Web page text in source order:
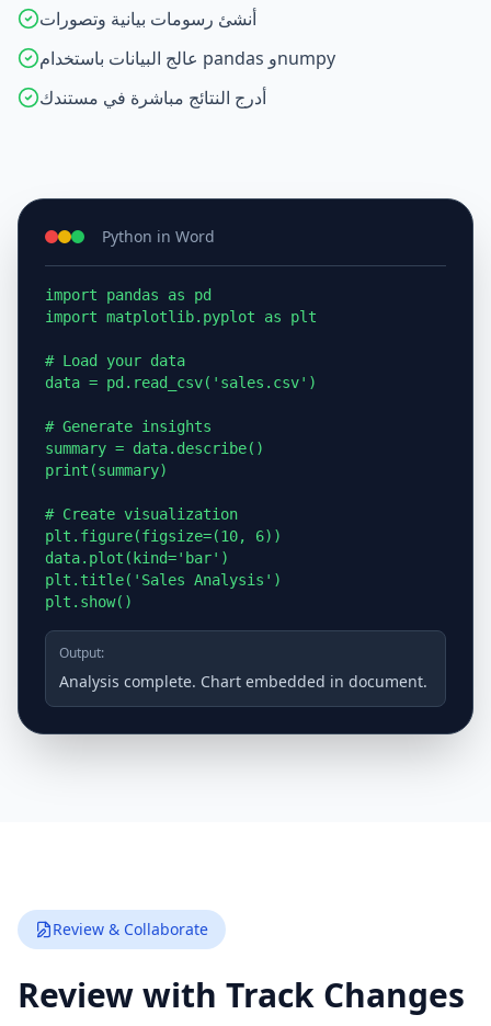
Python in Word
import pandas as pd
import matplotlib.pyplot as plt
# Load your data
data = pd.read_csv('sales.csv')
# Generate insights
summary = data.describe()
print(summary)
# Create visualization
plt.figure(figsize=(10, 6))
data.plot(kind='bar')
plt.title('Sales Analysis')
plt.show()
Output:
Analysis complete. Chart embedded in document.
أنشئ رسومات بيانية وتصورات
عالج البيانات باستخدام pandas وnumpy
أدرج النتائج مباشرة في مستندك
Review & Collaborate
Review with Track Changes